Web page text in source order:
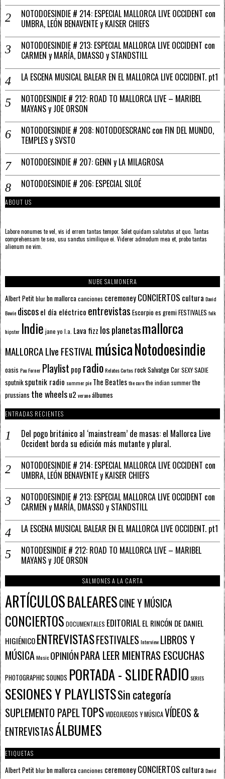
NOTODOESINDIE # 214: ESPECIAL MALLORCA LIVE OCCIDENT con
UMBRA, LEÓN BENAVENTE y KAISER CHIEFS
NOTODOESINDIE # 213: ESPECIAL MALLORCA LIVE OCCIDENT con
CARMEN y MARÍA, DMASSO y STANDSTILL
LA ESCENA MUSICAL BALEAR EN EL MALLORCA LIVE OCCIDENT. pt1
NOTODESINDIE # 212: ROAD TO MALLORCA LIVE – MARIBEL
MAYANS y JOE ORSON
NOTODOESINDIE # 208: NOTODOESCRANC con FIN DEL MUNDO,
TEMPLES y SVSTO
NOTODOESINDIE # 207: GENN y LA MILAGROSA
NOTODOESINDIE # 206: ESPECIAL SILOÉ
ABOUT US
Labore nonumes te vel, vis id errem tantas tempor. Solet quidam salutatus at quo. Tantas
comprehensam te sea, usu sanctus similique ei. Viderer admodum mea et, probo tantas
alienum ne vim.
NUBE SALMONERA
Albert Petitblurbn mallorcacanciones ceremoneyCONCIERTOS cultura David
Bowie discosel día eléctrico entrevistas Escorpioes gremiFESTIVALES folk
hipster Indie jane yo l.a. Lava fizz los planetasmallorca
MALLORCA LIve FESTIVAL músicaNotodoesindie
oasis Pau Forner Playlist pop radioRelatos CortosrockSalvatge CorSEXY SADIE
sputnik sputnik radio summer pie The Beatlesthe curethe indian summerthe
prussians the wheelsu2 veranoálbumes
ENTRADAS RECIENTES
Del pogo británico al ‘mainstream’ de masas: el Mallorca Live
Occident borda su edición más mutante y plural.
NOTODOESINDIE # 214: ESPECIAL MALLORCA LIVE OCCIDENT con
UMBRA, LEÓN BENAVENTE y KAISER CHIEFS
NOTODOESINDIE # 213: ESPECIAL MALLORCA LIVE OCCIDENT con
CARMEN y MARÍA, DMASSO y STANDSTILL
LA ESCENA MUSICAL BALEAR EN EL MALLORCA LIVE OCCIDENT. pt1
NOTODESINDIE # 212: ROAD TO MALLORCA LIVE – MARIBEL
MAYANS y JOE ORSON
SALMONES A LA CARTA
ARTÍCULOSBALEARESCINE Y MÚSICA
CONCIERTOS DOCUMENTALES EDITORIALEL RINCÓN DE DANIEL
HIGIÉNICOENTREVISTASFESTIVALESInterview LIBROS Y
MÚSICAMusic OPINIÓNPARA LEER MIENTRAS ESCUCHAS
PHOTOGRAPHIC SOUNDS PORTADA - SLIDERADIO SERIES
SESIONES Y PLAYLISTSSin categoría
SUPLEMENTO PAPELTOPSVIDEOJUEGOS Y MÚSICAVÍDEOS &
ENTREVISTASÁLBUMES
ETIQUETAS
Albert Petitblurbn mallorcacanciones ceremoneyCONCIERTOS cultura David